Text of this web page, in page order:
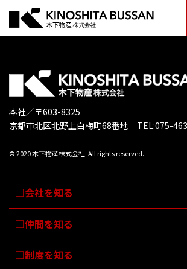
本社／〒603-8325
京都市北区北野上白梅町68番地 TEL:075-
© 2020 木下物産株式会社. All rights reserved.
会社を知る
仲間を知る
制度を知る